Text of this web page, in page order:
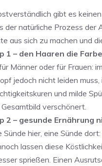
gibt es
der natürliche Prozess der
aus sich zu machen und
1 – den Haaren die
Männer oder für Frauen:
jedoch nicht leiden
und milde
verschönert.
2 – gesunde Ernährung
Sünde hier, eine Sünde
lassen diese
sprießen. Einen